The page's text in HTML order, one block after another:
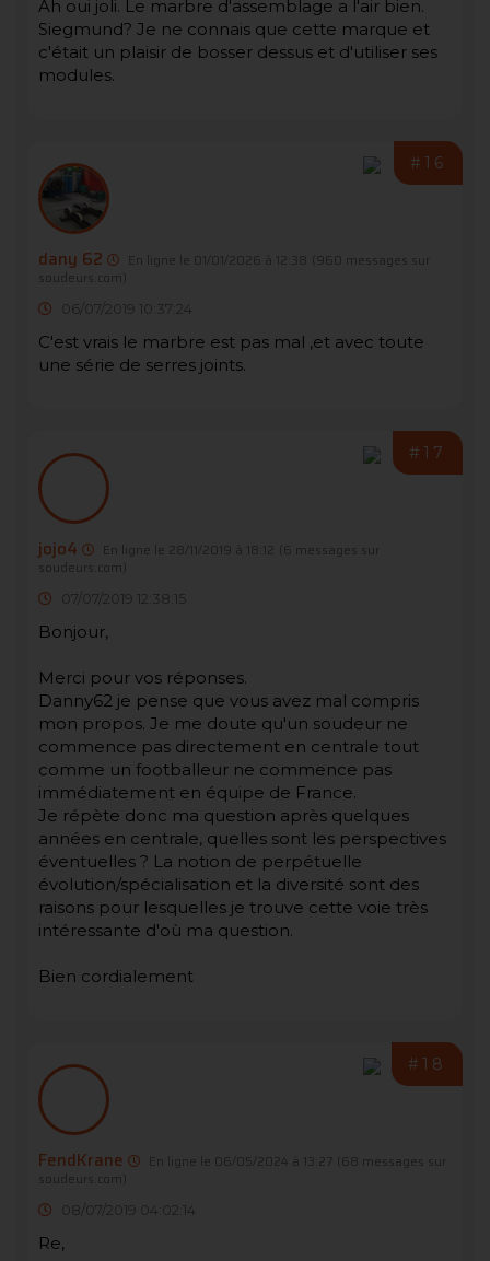
Ah oui joli. Le marbre d'assemblage a l'air bien.
Siegmund? Je ne connais que cette marque et
c'était un plaisir de bosser dessus et d'utiliser ses
modules.
#16
dany 62 En ligne le 01/01/2026 à 12:38
(960 messages sur
soudeurs.com)
06/07/2019 10:37:24
C'est vrais le marbre est pas mal ,et avec toute
une série de serres joints.
#17
jojo4 En ligne le 28/11/2019 à 18:12
(6 messages sur
soudeurs.com)
07/07/2019 12:38:15
Bonjour,
Merci pour vos réponses.
Danny62 je pense que vous avez mal compris
mon propos. Je me doute qu'un soudeur ne
commence pas directement en centrale tout
comme un footballeur ne commence pas
immédiatement en équipe de France.
Je répète donc ma question après quelques
années en centrale, quelles sont les perspectives
éventuelles ? La notion de perpétuelle
évolution/spécialisation et la diversité sont des
raisons pour lesquelles je trouve cette voie très
intéressante d'où ma question.
Bien cordialement
#18
FendKrane En ligne le 06/05/2024 à 13:27 (68 messages sur
soudeurs.com)
08/07/2019 04:02:14
Re,